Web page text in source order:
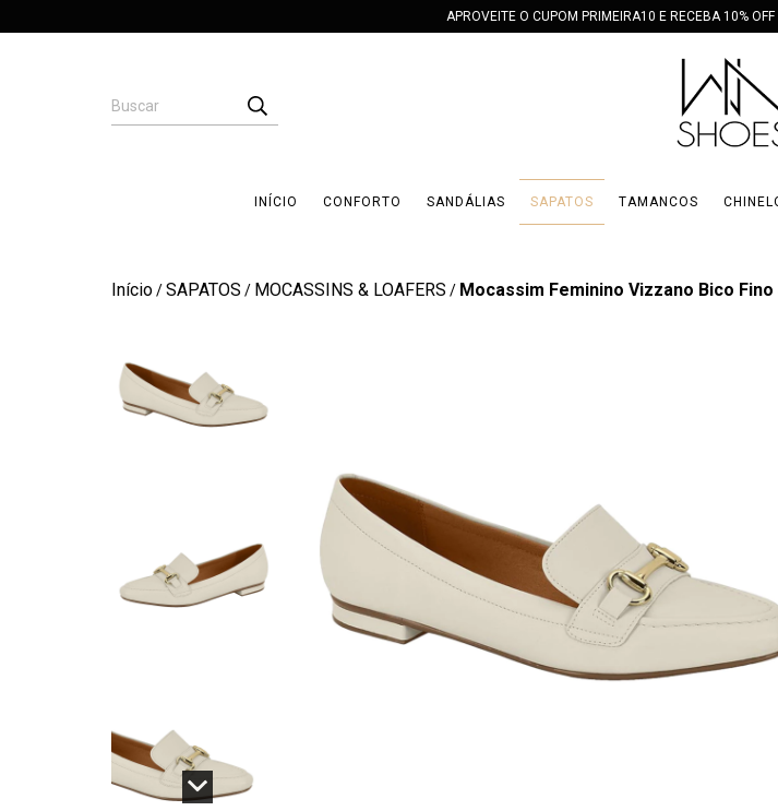
APROVEITE O CUPOM PRIMEIRA10 E RECEBA 10%
INÍCIO CONFORTO SANDÁLIAS SAPATOS TAMANCOS
Início/SAPATOS / MOCASSINS & LOAFERS / Mocassim Feminino Vizzano Bico Fino